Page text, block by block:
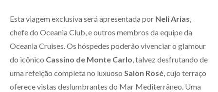
Esta viagem exclusiva será apresentada por Neli Arias,
chefe do Oceania Club, e outros membros da equipe da
Oceania Cruises. Os hóspedes poderão vivenciar o glamour
do icônico Cassino de Monte Carlo, talvez desfrutando de
uma refeição completa no luxuoso Salon Rosé, cujo terraço
oferece vistas deslumbrantes do Mar Mediterrâneo. Uma